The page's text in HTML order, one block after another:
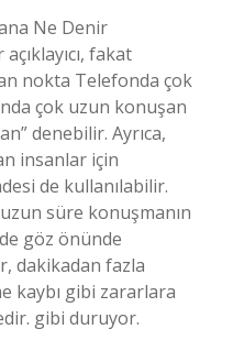
Ne Denir
fakat
nokta Telefonda çok
çok uzun konuşan
denebilir. Ayrıca,
insanlar için
de kullanılabilir.
süre konuşmanın
göz önünde
dakikadan fazla
kaybı gibi zararlara
gibi duruyor.